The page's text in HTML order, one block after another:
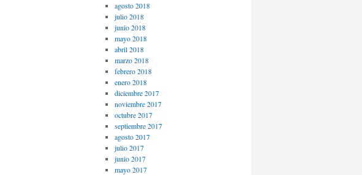
agosto 2018
julio 2018
junio 2018
mayo 2018
abril 2018
marzo 2018
febrero 2018
enero 2018
diciembre 2017
noviembre 2017
octubre 2017
septiembre 2017
agosto 2017
julio 2017
junio 2017
mayo 2017